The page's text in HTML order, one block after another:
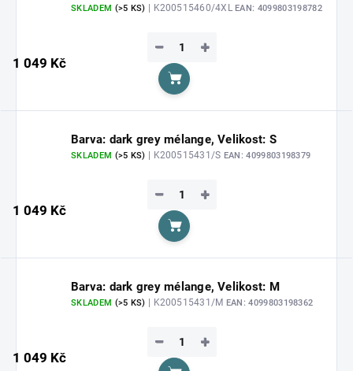
SKLADEM (>5 KS) | K200515460/4XLEAN: 4099803198782
1 049 Kč
+
−
Do košíku
Barva: dark grey mélange, Velikost: S
SKLADEM (>5 KS) | K200515431/S EAN: 4099803198379
1 049 Kč
+
−
Do košíku
Barva: dark grey mélange, Velikost: M
SKLADEM (>5 KS) | K200515431/M EAN: 4099803198362
1 049 Kč
+
−